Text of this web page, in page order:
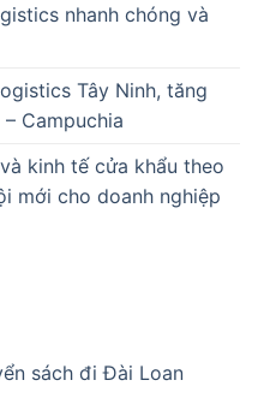
nhanh chóng và
Tây Ninh, tăng
Campuchia
kinh tế cửa khẩu theo
mới cho doanh nghiệp
sách đi Đài Loan